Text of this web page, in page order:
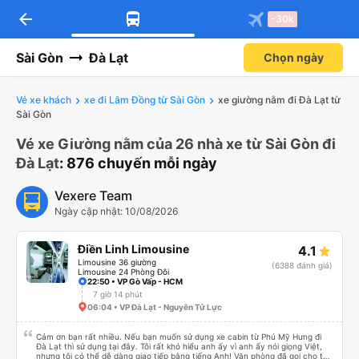
arrow_back -30k
Sài Gòn Đà Lạt Chọn ngày
Vé xe khách xe đi Lâm Đồng từ Sài Gòn
xe giường nằm đi Đà Lạt từ
Sài Gòn
Vé xe Giường nằm của 26 nhà xe từ Sài Gòn đi
Đà Lạt: 876 chuyến mỗi ngày
Vexere Team
Ngày cập nhật: 10/08/2026
Điền Linh Limousine
Limousine 36 giường
Limousine 24 Phòng Đôi
4.1
(6388 đánh giá)
22:50 • VP Gò Vấp - HCM
7 giờ 14 phút
06:04 • VP Đà Lạt - Nguyên Tử Lực
Cảm ơn bạn rất nhiều. Nếu bạn muốn sử dụng xe cabin từ Phú Mỹ Hưng đi
Đà Lạt thì sử dụng tại đây. Tôi rất khó hiểu anh ấy vì anh ấy nói giọng Việt,
nhưng tôi có thể dễ dàng giao tiếp bằng tiếng Anh! Văn phòng đã gọi cho tôi